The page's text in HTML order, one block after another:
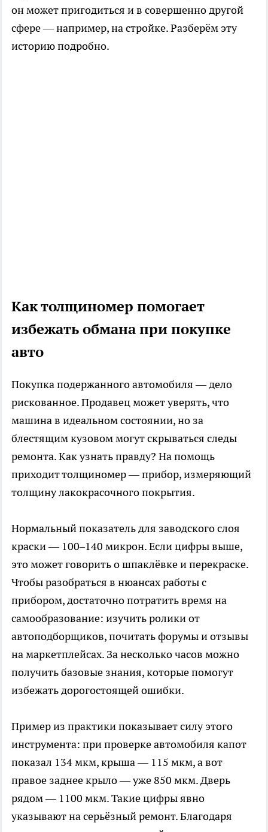
он может пригодиться и в совершенно другой
сфере — например, на стройке. Разберём эту
историю подробно.
Как толщиномер помогает
избежать обмана при покупке
авто
Покупка подержанного автомобиля — дело
рискованное. Продавец может уверять, что
машина в идеальном состоянии, но за
блестящим кузовом могут скрываться следы
ремонта. Как узнать правду? На помощь
приходит толщиномер — прибор, измеряющий
толщину лакокрасочного покрытия.
Нормальный показатель для заводского слоя
краски — 100–140 микрон. Если цифры выше,
это может говорить о шпаклёвке и перекраске.
Чтобы разобраться в нюансах работы с
прибором, достаточно потратить время на
самообразование: изучить ролики от
автоподборщиков, почитать форумы и отзывы
на маркетплейсах. За несколько часов можно
получить базовые знания, которые помогут
избежать дорогостоящей ошибки.
Пример из практики показывает силу этого
инструмента: при проверке автомобиля капот
показал 134 мкм, крыша — 115 мкм, а вот
правое заднее крыло — уже 850 мкм. Дверь
рядом — 1100 мкм. Такие цифры явно
указывают на серьёзный ремонт. Благодаря